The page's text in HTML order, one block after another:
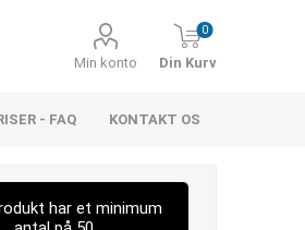
Min konto
0
Din Kurv
- FAQ KONTAKT OS
har et minimum